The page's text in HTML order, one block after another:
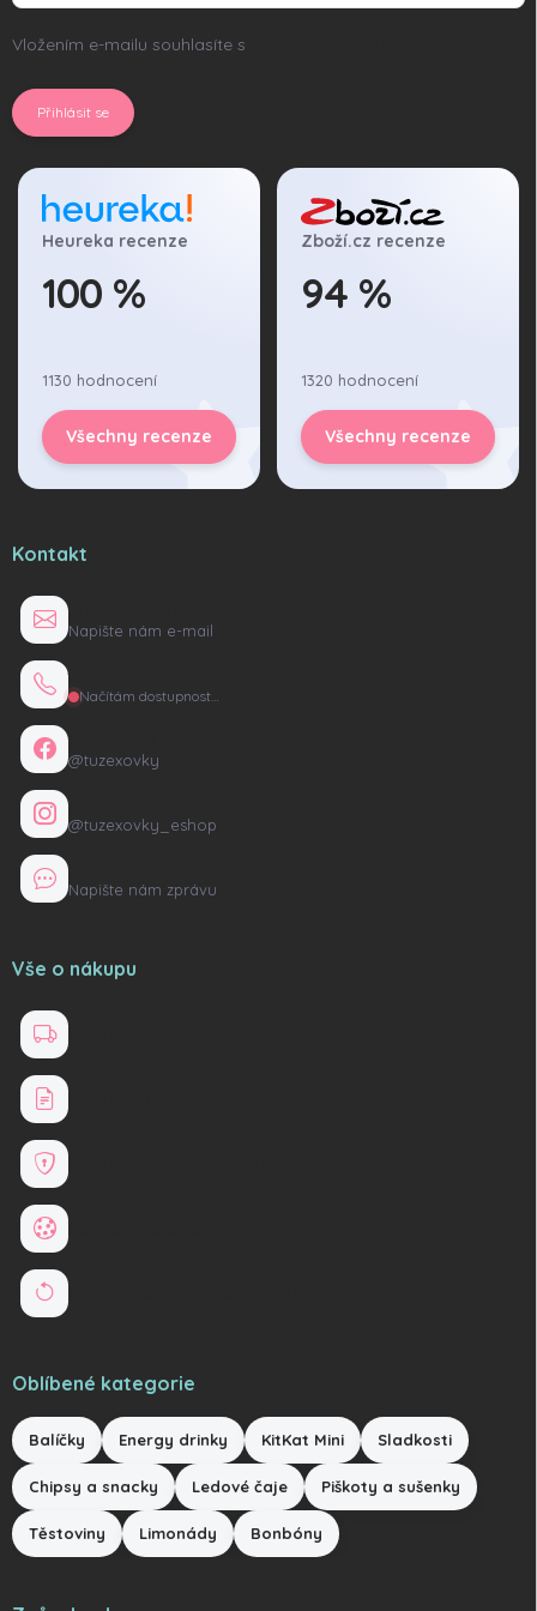
Vložením e-mailu souhlasíte s
Přihlásit se
Heureka recenze
100 %
1130 hodnocení
Všechny recenze
Zboží.cz recenze
94 %
1320 hodnocení
Všechny recenze
Kontakt
Napište nám e-mail
Načítám dostupnost…
@tuzexovky
@tuzexovky_eshop
Napište nám zprávu
Vše o nákupu
Oblíbené kategorie
Balíčky Energy drinky KitKat Mini Sladkosti
Chipsy a snacky Ledové čaje Piškoty a sušenky
Těstoviny Limonády Bonbóny